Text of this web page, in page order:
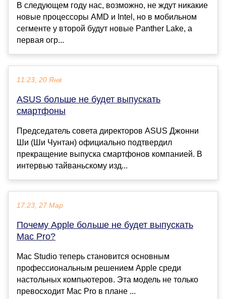
В следующем году нас, возможно, не ждут никакие
новые процессоры AMD и Intel, но в мобильном
сегменте у второй будут новые Panther Lake, а
первая огр...
11:23, 20 Янв
ASUS больше не будет выпускать
смартфоны
Председатель совета директоров ASUS Джонни
Ши (Ши Чунтан) официально подтвердил
прекращение выпуска смартфонов компанией. В
интервью тайваньскому изд...
17:23, 27 Мар
Почему Apple больше не будет выпускать
Mac Pro?
Mac Studio теперь становится основным
профессиональным решением Apple среди
настольных компьютеров. Эта модель не только
превосходит Mac Pro в плане ...